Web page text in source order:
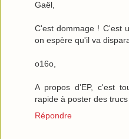
Gaël,
C'est dommage ! C'est
on espère qu'il va
o16o,
A propos d'EP, c'est
rapide à poster des
Répondre